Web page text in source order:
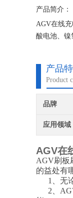
产品简介：
AGV在线
酸电池、镍
产品
Product
品牌
应用领域
AGV在
AGV刷板
的益处有
1、无论
2、AGV